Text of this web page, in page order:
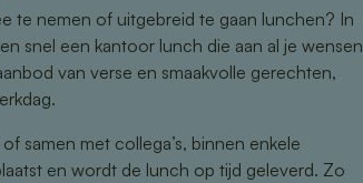
te nemen of uitgebreid te gaan lunchen? In
snel een kantoor lunch die aan al je wensen
van verse en smaakvolle gerechten,
samen met collega’s, binnen enkele
en wordt de lunch op tijd geleverd. Zo